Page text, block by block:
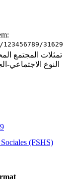
31629
تمثلات المجتمع
النوع الاجتماعي-
(FSHS)